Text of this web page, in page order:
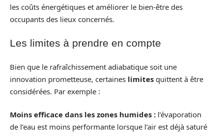
les coûts énergétiques et améliorer le bien-être des
occupants des lieux concernés.
Les limites à prendre en compte
Bien que le rafraîchissement adiabatique soit une
innovation prometteuse, certaines limites quittent à être
considérées. Par exemple :
Moins efficace dans les zones humides : l’évaporation
de l’eau est moins performante lorsque l’air est déjà saturé